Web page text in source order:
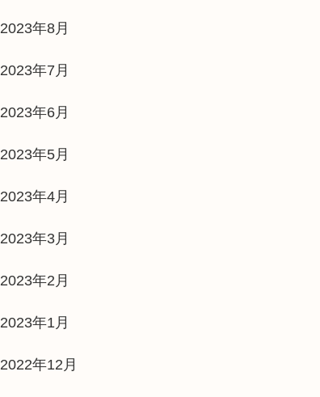
2023年8月
2023年7月
2023年6月
2023年5月
2023年4月
2023年3月
2023年2月
2023年1月
2022年12月